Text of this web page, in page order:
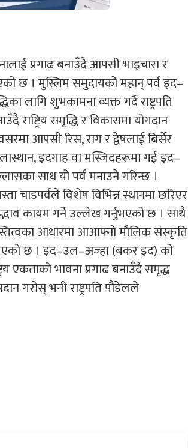
प्रगाढ बनाउँदै आपसी भाइचारा र
छ । मुस्लिम समुदायको महान् पर्व इद–
शुभकामना व्यक्त गर्दै राष्ट्रपति
समृद्धि र विकासमा योगदान
आपसी रिस, राग र द्वेषलाई बिर्सेर
इदगाह वा मस्जिदहरूमा गई इद–
साथ यो पर्व मनाउने गरिन्छ ।
चाडपर्वले विशेष विभिन्न स्थानमा छरिएर
कायम गर्ने उल्लेख गर्नुभएको छ । साथै
आधारमा आआफ्नो मौलिक संस्कृति
छ । इद–उल–अज्हा (बकर इद) को
एकताको भावना प्रगाढ बनाउँदै समृद्ध
गरोस् भनी राष्ट्रपति पौडेलले